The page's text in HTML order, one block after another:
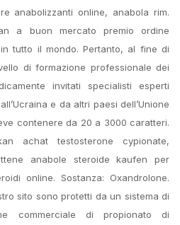
anabolizzanti online, anabola rim.
a buon mercato premio ordine
tutto il mondo. Pertanto, al fine di
di formazione professionale dei
invitati specialisti esperti
e da altri paesi dell’Unione
contenere da 20 a 3000 caratteri.
achat testosterone cypionate,
anabole steroide kaufen per
online. Sostanza: Oxandrolone.
sito sono protetti da un sistema di
commerciale di propionato di